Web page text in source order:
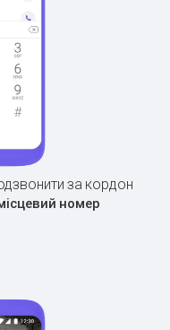
за кордон
номер